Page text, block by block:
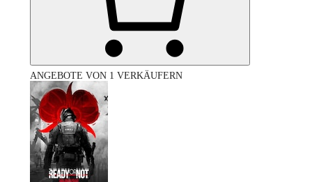
ANGEBOTE VON 1 VERKÄUFERN